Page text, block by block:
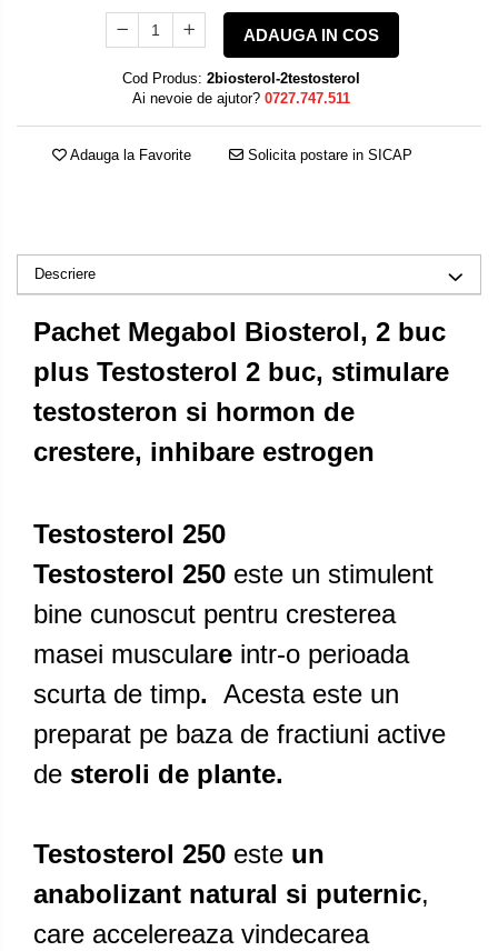
ADAUGA IN COS
Cod Produs: 2biosterol-2testosterol
Ai nevoie de ajutor? 0727.747.511
Adauga la Favorite Solicita postare in SICAP
Descriere
Pachet Megabol Biosterol, 2 buc
plus Testosterol 2 buc, stimulare
testosteron si hormon de
crestere, inhibare estrogen
Testosterol 250
Testosterol 250 este un stimulent
bine cunoscut pentru cresterea
masei musculare intr-o perioada
scurta de timp. Acesta este un
preparat pe baza de fractiuni active
de steroli de plante.
Testosterol 250 este un
anabolizant natural si puternic,
care accelereaza vindecarea